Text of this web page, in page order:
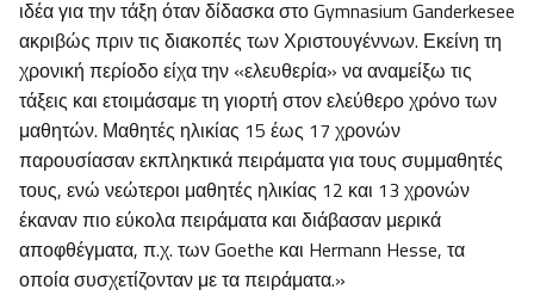
ιδέα για την τάξη όταν δίδασκα στο Gymnasium Ganderkesee
ακριβώς πριν τις διακοπές των Χριστουγέννων. Εκείνη τη
χρονική περίοδο είχα την «ελευθερία» να αναμείξω τις
τάξεις και ετοιμάσαμε τη γιορτή στον ελεύθερο χρόνο των
μαθητών. Μαθητές ηλικίας 15 έως 17 χρονών
παρουσίασαν εκπληκτικά πειράματα για τους συμμαθητές
τους, ενώ νεώτεροι μαθητές ηλικίας 12 και 13 χρονών
έκαναν πιο εύκολα πειράματα και διάβασαν μερικά
αποφθέγματα, π.χ. των Goethe και Hermann Hesse, τα
οποία συσχετίζονταν με τα πειράματα.»